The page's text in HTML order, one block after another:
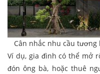
Cân nhắc nhu cầu
Ví dụ, gia đình có thể mở
đón ông bà, hoặc thuê